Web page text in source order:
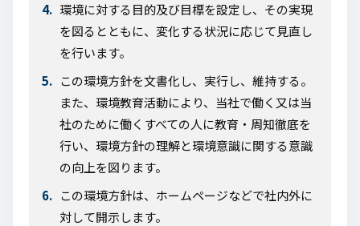
環境に対する目的及び目標を設定し、その実現
を図るとともに、変化する状況に応じて見直し
を行います。
この環境方針を文書化し、実行し、維持する。
また、環境教育活動により、当社で働く又は当
社のために働くすべての人に教育・周知徹底を
行い、環境方針の理解と環境意識に関する意識
の向上を図ります。
この環境方針は、ホームページなどで社内外に
対して開示します。